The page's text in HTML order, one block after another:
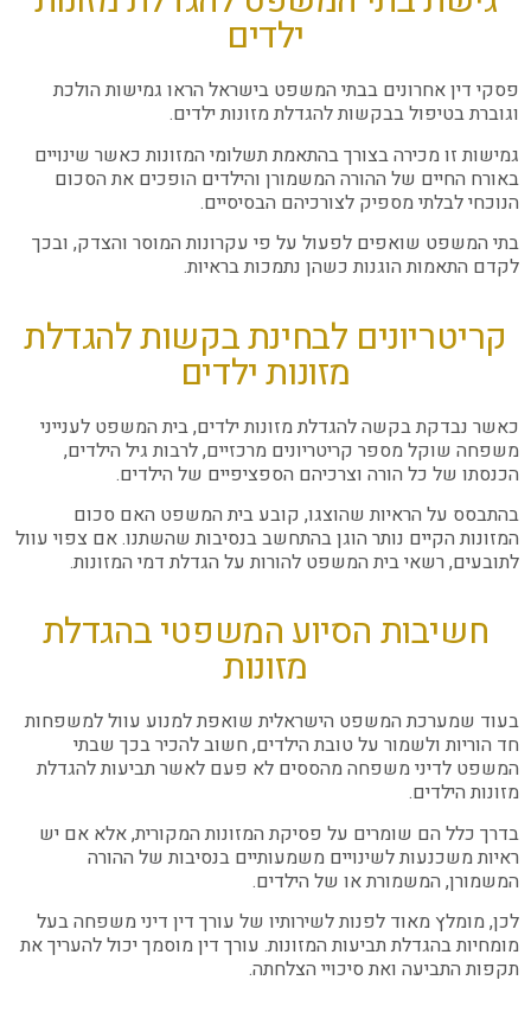
ילדים
פסקי דין אחרונים בבתי המשפט בישראל הראו גמישות הולכת
וגוברת בטיפול בבקשות להגדלת מזונות ילדים.
גמישות זו מכירה בצורך בהתאמת תשלומי המזונות כאשר שינויים
באורח החיים של ההורה המשמורן והילדים הופכים את הסכום
הנוכחי לבלתי מספיק לצורכיהם הבסיסיים.
בתי המשפט שואפים לפעול על פי עקרונות המוסר והצדק, ובכך
לקדם התאמות הוגנות כשהן נתמכות בראיות.
קריטריונים לבחינת בקשות להגדלת
מזונות ילדים
כאשר נבדקת בקשה להגדלת מזונות ילדים, בית המשפט לענייני
משפחה שוקל מספר קריטריונים מרכזיים, לרבות גיל הילדים,
הכנסתו של כל הורה וצרכיהם הספציפיים של הילדים.
בהתבסס על הראיות שהוצגו, קובע בית המשפט האם סכום
המזונות הקיים נותר הוגן בהתחשב בנסיבות שהשתנו. אם צפוי עוול
לתובעים, רשאי בית המשפט להורות על הגדלת דמי המזונות.
חשיבות הסיוע המשפטי בהגדלת
מזונות
בעוד שמערכת המשפט הישראלית שואפת למנוע עוול למשפחות
חד הוריות ולשמור על טובת הילדים, חשוב להכיר בכך שבתי
המשפט לדיני משפחה מהססים לא פעם לאשר תביעות להגדלת
מזונות הילדים.
בדרך כלל הם שומרים על פסיקת המזונות המקורית, אלא אם יש
ראיות משכנעות לשינויים משמעותיים בנסיבות של ההורה
המשמורן, המשמורת או של הילדים.
לכן, מומלץ מאוד לפנות לשירותיו של עורך דין דיני משפחה בעל
מומחיות בהגדלת תביעות המזונות. עורך דין מוסמך יכול להעריך את
תקפות התביעה ואת סיכויי הצלחתה.